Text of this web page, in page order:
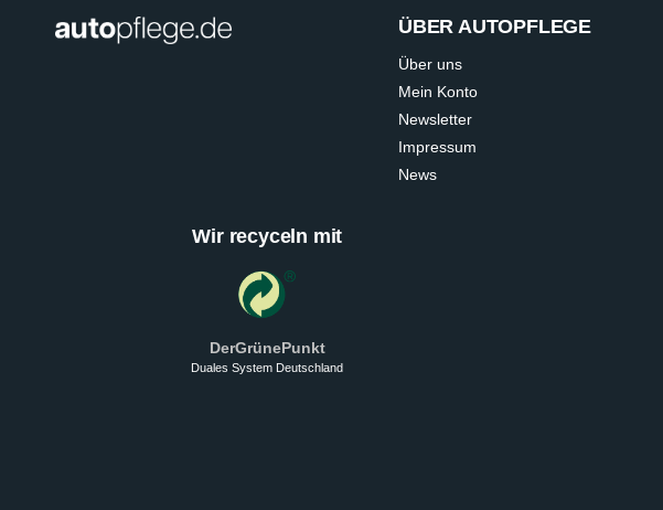
ÜBER AUTOPFLEGE
Über uns
Mein Konto
Newsletter
Impressum
News
Wir recyceln mit
DerGrünePunkt
Duales System Deutschland